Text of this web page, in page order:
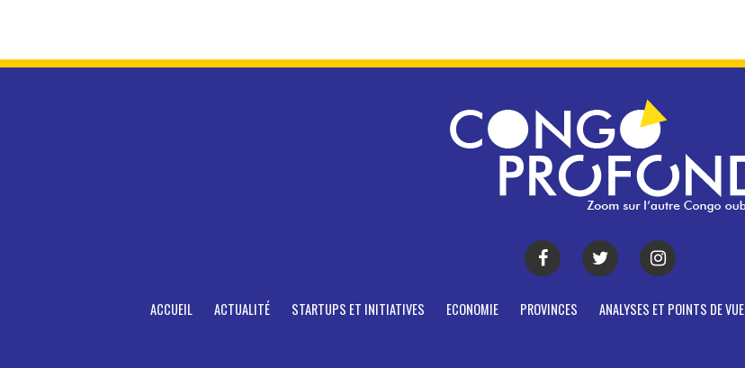
ACCUEIL ACTUALITÉ STARTUPS ET INITIATIVES ECONOMIE PROVINCES ANALYSES ET POINTS DE VUE